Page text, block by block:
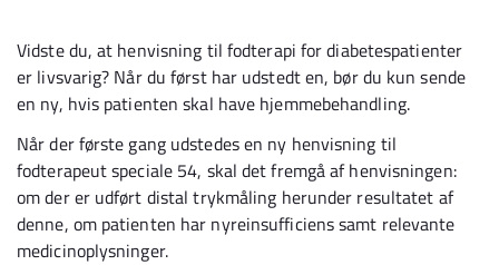
Vidste du, at henvisning til fodterapi for diabetespatienter
er livsvarig? Når du først har udstedt en, bør du kun sende
en ny, hvis patienten skal have hjemmebehandling.
Når der første gang udstedes en ny henvisning til
fodterapeut speciale 54, skal det fremgå af henvisningen:
om der er udført distal trykmåling herunder resultatet af
denne, om patienten har nyreinsufficiens samt relevante
medicinoplysninger.